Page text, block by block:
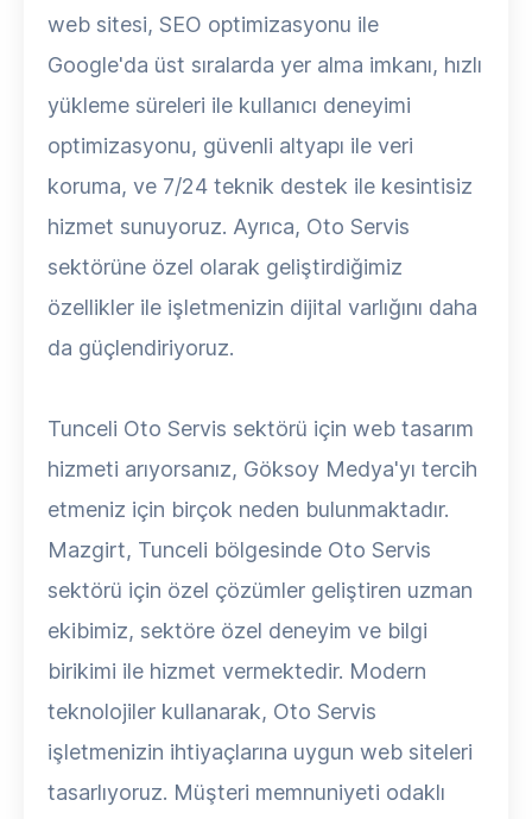
web sitesi, SEO optimizasyonu ile
Google'da üst sıralarda yer alma imkanı, hızlı
yükleme süreleri ile kullanıcı deneyimi
optimizasyonu, güvenli altyapı ile veri
koruma, ve 7/24 teknik destek ile kesintisiz
hizmet sunuyoruz. Ayrıca, Oto Servis
sektörüne özel olarak geliştirdiğimiz
özellikler ile işletmenizin dijital varlığını daha
da güçlendiriyoruz.
Tunceli Oto Servis sektörü için web tasarım
hizmeti arıyorsanız, Göksoy Medya'yı tercih
etmeniz için birçok neden bulunmaktadır.
Mazgirt, Tunceli bölgesinde Oto Servis
sektörü için özel çözümler geliştiren uzman
ekibimiz, sektöre özel deneyim ve bilgi
birikimi ile hizmet vermektedir. Modern
teknolojiler kullanarak, Oto Servis
işletmenizin ihtiyaçlarına uygun web siteleri
tasarlıyoruz. Müşteri memnuniyeti odaklı